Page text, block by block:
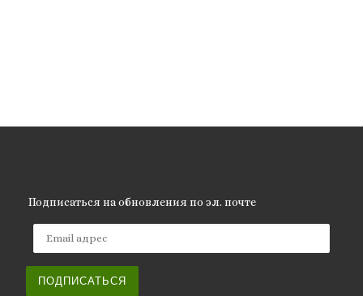
Подписаться на обновления по эл. почте
ПОДПИСАТЬСЯ